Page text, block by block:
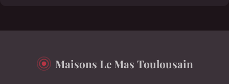
Maisons Le Mas Toulousain